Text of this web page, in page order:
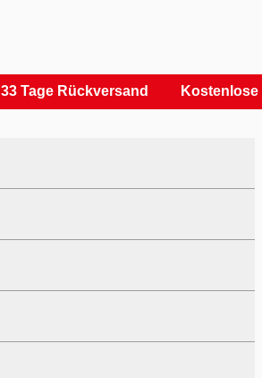
33 Tage Rückversand Kostenlose